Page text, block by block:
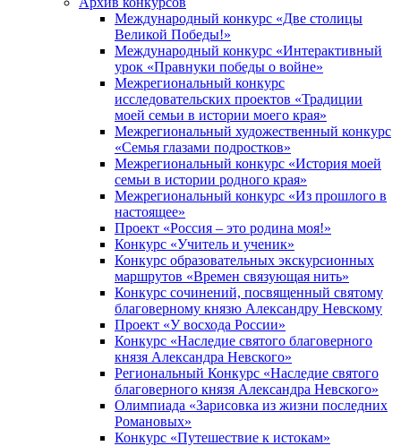
Международный конкурс «Две столицы
Великой Победы!»
Международный конкурс «Интерактивный
урок «Правнуки победы о войне»
Межрегиональный конкурс
исследовательских проектов «Традиции
моей семьи в истории моего края»
Межрегиональный художественный конкурс
«Семья глазами подростков»
Межрегиональный конкурс «История моей
семьи в истории родного края»
Межрегиональный конкурс «Из прошлого в
настоящее»
Проект «Россия – это родина моя!»
Конкурс «Учитель и ученик»
Конкурс образовательных экскурсионных
маршрутов «Времен связующая нить»
Конкурс сочинений, посвященный святому
благоверному князю Александру Невскому
Проект «У восхода России»
Конкурс «Наследие святого благоверного
князя Александра Невского»
Региональный Конкурс «Наследие святого
благоверного князя Александра Невского»
Олимпиада «Зарисовка из жизни последних
Романовых»
Конкурс «Путешествие к истокам»